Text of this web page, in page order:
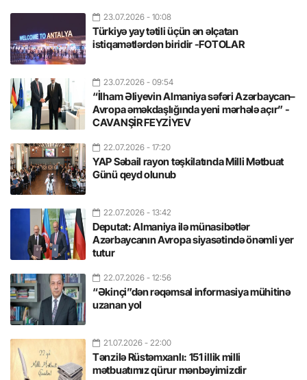
23.07.2026 - 10:08
Türkiyə yay tətili üçün ən əlçatan
istiqamətlərdən biridir -FOTOLAR
23.07.2026 - 09:54
“İlham Əliyevin Almaniya səfəri Azərbaycan–
Avropa əməkdaşlığında yeni mərhələ açır” -
CAVANŞİR FEYZİYEV
22.07.2026 - 17:20
YAP Səbail rayon təşkilatında Milli Mətbuat
Günü qeyd olunub
22.07.2026 - 13:42
Deputat: Almaniya ilə münasibətlər
Azərbaycanın Avropa siyasətində önəmli yer
tutur
22.07.2026 - 12:56
“Əkinçi”dən rəqəmsal informasiya mühitinə
uzanan yol
21.07.2026 - 22:00
Tənzilə Rüstəmxanlı: 151 illik milli
mətbuatımız qürur mənbəyimizdir